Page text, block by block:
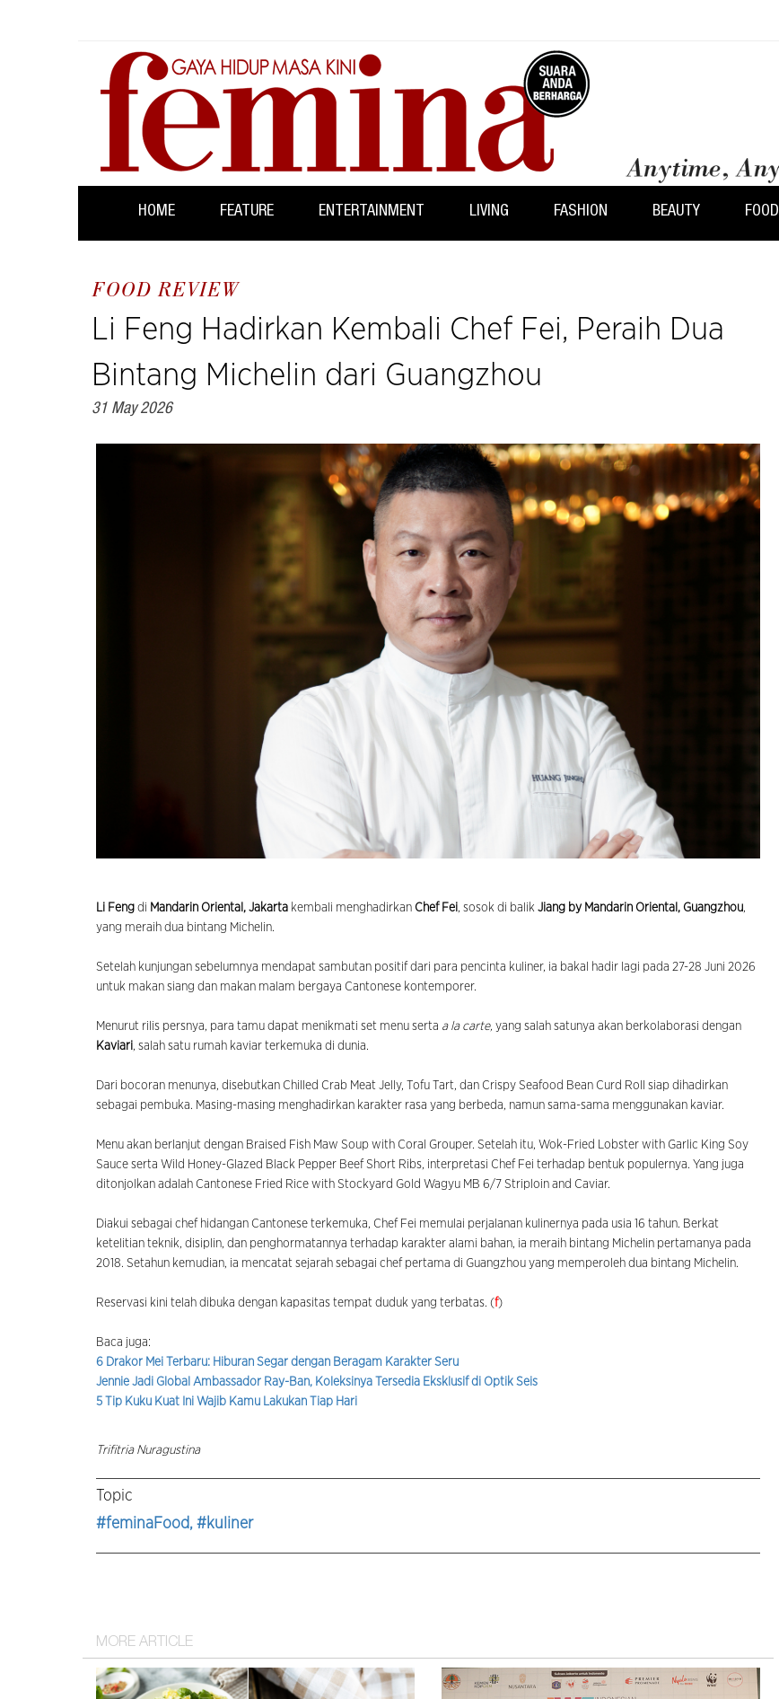
HOME FEATURE ENTERTAINMENT LIVING FASHION BEAUTY FOOD
FOOD REVIEW
Li Feng Hadirkan Kembali Chef Fei, Peraih Dua
Bintang Michelin dari Guangzhou
31 May 2026
Li Feng di Mandarin Oriental, Jakarta kembali menghadirkan Chef Fei, sosok di balik Jiang by Mandarin Oriental, Guangzhou,
yang meraih dua bintang Michelin.
Setelah kunjungan sebelumnya mendapat sambutan positif dari para pencinta kuliner, ia bakal hadir lagi pada 27-28 Juni 2026
untuk makan siang dan makan malam bergaya Cantonese kontemporer.
Menurut rilis persnya, para tamu dapat menikmati set menu serta a la carte, yang salah satunya akan berkolaborasi dengan
Kaviari, salah satu rumah kaviar terkemuka di dunia.
Dari bocoran menunya, disebutkan Chilled Crab Meat Jelly, Tofu Tart, dan Crispy Seafood Bean Curd Roll siap dihadirkan
sebagai pembuka. Masing-masing menghadirkan karakter rasa yang berbeda, namun sama-sama menggunakan kaviar.
Menu akan berlanjut dengan Braised Fish Maw Soup with Coral Grouper. Setelah itu, Wok-Fried Lobster with Garlic King Soy
Sauce serta Wild Honey-Glazed Black Pepper Beef Short Ribs, interpretasi Chef Fei terhadap bentuk populernya. Yang juga
ditonjolkan adalah Cantonese Fried Rice with Stockyard Gold Wagyu MB 6/7 Striploin and Caviar.
Diakui sebagai chef hidangan Cantonese terkemuka, Chef Fei memulai perjalanan kulinernya pada usia 16 tahun. Berkat
ketelitian teknik, disiplin, dan penghormatannya terhadap karakter alami bahan, ia meraih bintang Michelin pertamanya pada
2018. Setahun kemudian, ia mencatat sejarah sebagai chef pertama di Guangzhou yang memperoleh dua bintang Michelin.
Reservasi kini telah dibuka dengan kapasitas tempat duduk yang terbatas. (f)
Baca juga:
6 Drakor Mei Terbaru: Hiburan Segar dengan Beragam Karakter Seru
Jennie Jadi Global Ambassador Ray-Ban, Koleksinya Tersedia Eksklusif di Optik Seis
5 Tip Kuku Kuat Ini Wajib Kamu Lakukan Tiap Hari
Trifitria Nuragustina
Topic
#feminaFood, #kuliner
MORE ARTICLE